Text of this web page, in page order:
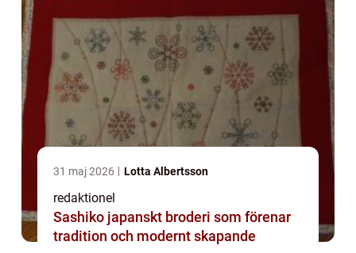
31 maj 2026 Lotta Albertsson
redaktionel
Sashiko japanskt broderi som förenar
tradition och modernt skapande